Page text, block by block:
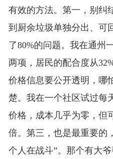
有效的方法。第一，别纠
到厨余垃圾单独分出、可
了80%的问题。我在通州
两项，居民的配合度从
价格信息要公开透明，哪
楚。我在一个社区试过每
价格，成本几乎为零，但
倍。第三，也是最重要的
个人在战斗”。那个有大